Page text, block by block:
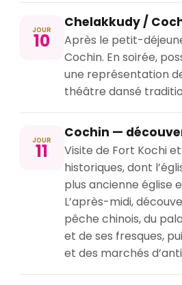
JOUR
10
Chelakkudy /
Après le petit-
Cochin. En soirée,
une représentation
théâtre dansé
JOUR
11
Cochin —
Visite de Fort Kochi
historiques, dont
plus ancienne église
L’après-midi,
pêche chinois, du
et de ses fresques,
et des marchés